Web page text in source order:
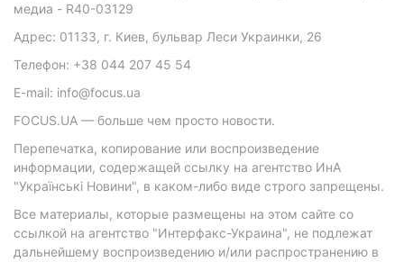
медиа - R40-03129
Адрес: 01133, г. Киев, бульвар Леси Украинки, 26
Телефон: +38 044 207 45 54
E-mail: info@focus.ua
FOCUS.UA — больше чем просто новости.
Перепечатка, копирование или воспроизведение
информации, содержащей ссылку на агентство ИнА
"Українські Новини", в каком-либо виде строго запрещены.
Все материалы, которые размещены на этом сайте со
ссылкой на агентство "Интерфакс-Украина", не подлежат
дальнейшему воспроизведению и/или распространению в